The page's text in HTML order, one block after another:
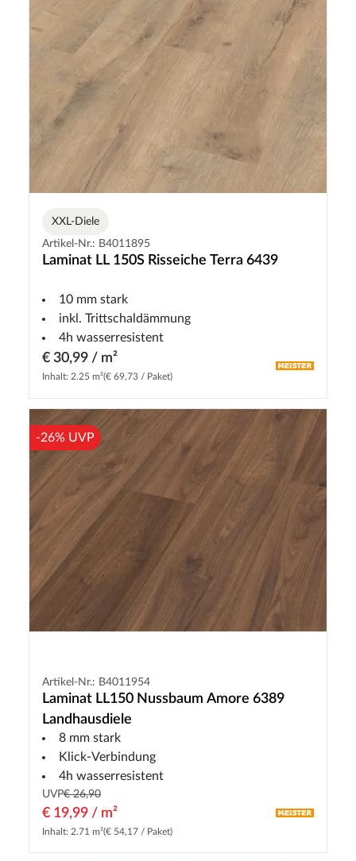
XXL-Diele
Artikel-Nr.: B4011895
Laminat LL 150S Risseiche Terra 6439
10 mm stark
inkl. Trittschaldämmung
4h wasserresistent
€ 30,99 / m²
Inhalt: 2.25 m²(€ 69,73 / Paket)
-26% UVP
Artikel-Nr.: B4011954
Laminat LL150 Nussbaum Amore 6389
Landhausdiele
8 mm stark
Klick-Verbindung
4h wasserresistent
UVP€ 26,90
€ 19,99 / m²
Inhalt: 2.71 m²(€ 54,17 / Paket)